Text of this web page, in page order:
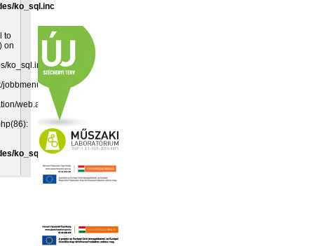
ko_sql.inc
to
on
ko_sql.inc:19
jobbmenu.inc(192):
web.app(349):
ko_sql.inc